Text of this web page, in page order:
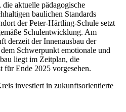
aktuelle pädagogische
baulichen Standards
der Peter-Härtling-Schule setzt
Schulentwicklung. Am
derzeit der Innenausbau der
Schwerpunkt emotionale und
liegt im Zeitplan, die
für Ende 2025 vorgesehen.
investiert in zukunftsorientierte